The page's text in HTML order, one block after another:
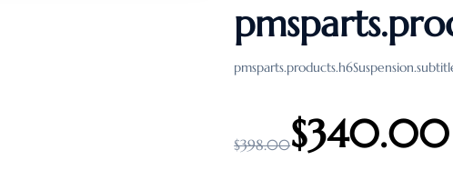
$398.00$340.00